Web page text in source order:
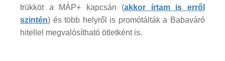
trükköt a MÁP+ kapcsán (akkor írtam is erről
szintén) és több helyről is promótálták a Babaváró
hitellel megvalósítható ötletként is.